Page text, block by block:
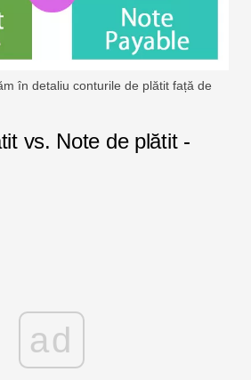
în detaliu conturile de plătit față de
vs. Note de plătit -
ad